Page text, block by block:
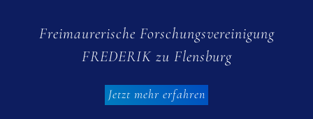
Freimaurerische Forschungsvereinigung
FREDERIK zu Flensburg
Jetzt mehr erfahren